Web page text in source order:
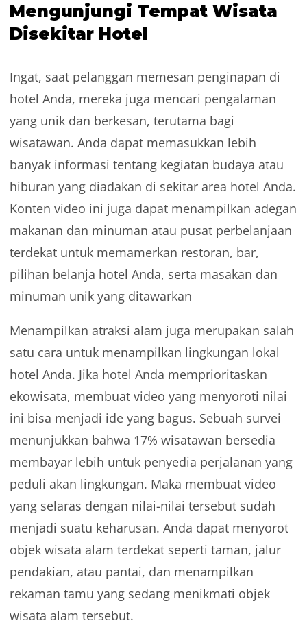
Mengunjungi Tempat Wisata
Disekitar Hotel
Ingat, saat pelanggan memesan penginapan di
hotel Anda, mereka juga mencari pengalaman
yang unik dan berkesan, terutama bagi
wisatawan. Anda dapat memasukkan lebih
banyak informasi tentang kegiatan budaya atau
hiburan yang diadakan di sekitar area hotel Anda.
Konten video ini juga dapat menampilkan adegan
makanan dan minuman atau pusat perbelanjaan
terdekat untuk memamerkan restoran, bar,
pilihan belanja hotel Anda, serta masakan dan
minuman unik yang ditawarkan
Menampilkan atraksi alam juga merupakan salah
satu cara untuk menampilkan lingkungan lokal
hotel Anda. Jika hotel Anda memprioritaskan
ekowisata, membuat video yang menyoroti nilai
ini bisa menjadi ide yang bagus. Sebuah survei
menunjukkan bahwa 17% wisatawan bersedia
membayar lebih untuk penyedia perjalanan yang
peduli akan lingkungan. Maka membuat video
yang selaras dengan nilai-nilai tersebut sudah
menjadi suatu keharusan. Anda dapat menyorot
objek wisata alam terdekat seperti taman, jalur
pendakian, atau pantai, dan menampilkan
rekaman tamu yang sedang menikmati objek
wisata alam tersebut.